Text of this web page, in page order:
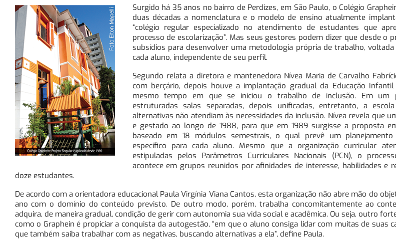
Surgido há 35 anos no bairro de Perdizes, em São Paulo, o Colégio
duas décadas a nomenclatura e o modelo de ensino atualmente
“colégio regular especializado no atendimento de estudantes que
processo de escolarização”. Mas seus gestores podem dizer que desde o
subsídios para desenvolver uma metodologia própria de trabalho,
cada aluno, independente de seu perfil.
Segundo relata a diretora e mantenedora Nívea Maria de Carvalho
com berçário, depois houve a implantação gradual da Educação
mesmo tempo em que se iniciou o trabalho de inclusão. Em um
estruturadas salas separadas, depois unificadas, entretanto, a
alternativas não atendiam às necessidades da inclusão. Nívea revela que
e gestado ao longo de 1988, para que em 1989 surgisse a proposta
baseado em 18 módulos semestrais, o qual prevê um planejamento
específico para cada aluno. Mesmo que a organização curricular
estipuladas pelos Parâmetros Curriculares Nacionais (PCN), o
acontece em grupos reunidos por afinidades de interesse, habilidades e
doze estudantes.
De acordo com a orientadora educacional Paula Virgínia Viana Cantos, esta organização não abre mão do
ano com o domínio do conteúdo previsto. De outro modo, porém, trabalha concomitantemente ao
adquira, de maneira gradual, condição de gerir com autonomia sua vida social e acadêmica. Ou seja, outro
como o Graphein é propiciar a conquista da autogestão, “em que o aluno consiga lidar com muitas de suas
que também saiba trabalhar com as negativas, buscando alternativas a ela”, define Paula.